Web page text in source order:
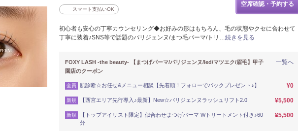
スマート支払いOK
空席確認・予約する
初心者も安心の丁寧カウンセリング◆お好みの形はもちろん、毛の状態やクセに合わせて
丁寧に装着♪SNS等で話題のパリジェンヌ/まつ毛パーマ/トリ…続きを見る
一覧へ
FOXY LASH -the beauty- 【まつげパーマ/パリジェンヌ/led/マツエク/眉毛】甲子
園店のクーポン
全員 肌診断☆お任せ&メニュー相談【先着順！フォローでパックプレゼント♪】 ¥0
新規 【西宮エリア先行導入♪最新】New☆パリジェンヌラッシュリフト2.0 ¥5,500
新規
【トップアイリスト限定】似合わせまつげパーマ Wトリートメント付き♪60
分
¥5,500